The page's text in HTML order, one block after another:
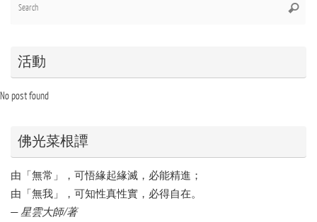
活動
No post found
佛光菜根譚
由「無常」，可悟緣起緣滅，必能精進；
由「無我」，可知性真性實，必得自在。
— 星雲大師/著